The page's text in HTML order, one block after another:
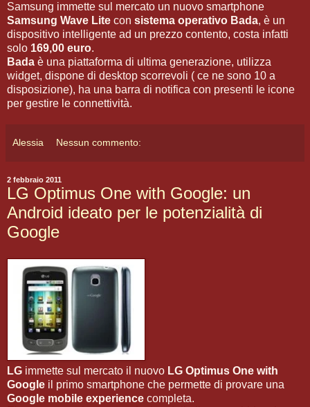
Samsung immette sul mercato un nuovo smartphone
Samsung Wave Lite con sistema operativo Bada, è un
dispositivo intelligente ad un prezzo contento, costa infatti
solo 169,00 euro.
Bada è una piattaforma di ultima generazione, utilizza
widget, dispone di desktop scorrevoli ( ce ne sono 10 a
disposizione), ha una barra di notifica con presenti le icone
per gestire le connettività.
Alessia Nessun commento:
2 febbraio 2011
LG Optimus One with Google: un
Android ideato per le potenzialità di
Google
LG immette sul mercato il nuovo LG Optimus One with
Google il primo smartphone che permette di provare una
Google mobile experience completa.